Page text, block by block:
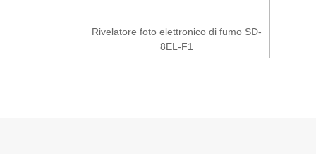
Rivelatore foto elettronico di fumo SD-
8EL-F1